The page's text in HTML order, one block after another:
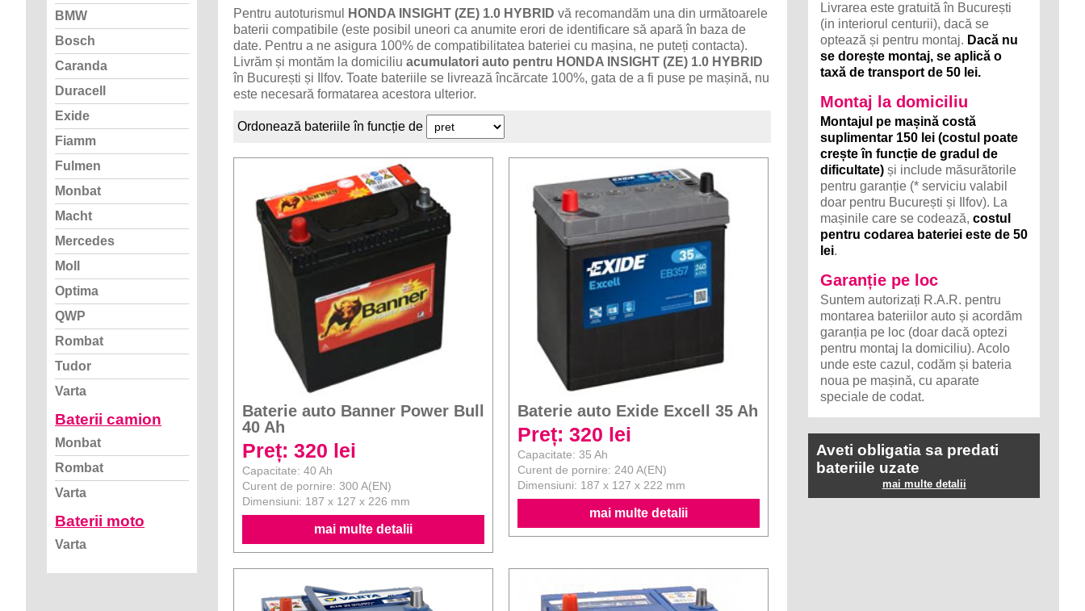
Pentru autoturismul HONDA INSIGHT (ZE) 1.0 HYBRID vă recomandăm una din următoarele
baterii compatibile (este posibil uneori ca anumite erori de identificare să apară în baza de
date. Pentru a ne asigura 100% de compatibilitatea bateriei cu mașina, ne puteți contacta).
Livrăm și montăm la domiciliuacumulatori auto pentru HONDA INSIGHT (ZE) 1.0 HYBRID
în București și Ilfov. Toate bateriile se livrează încărcate 100%, gata de a fi puse pe mașină, nu
este necesară formatarea acestora ulterior.
Ordonează bateriile în funcție de
Baterie auto Banner Power Bull
40 Ah
Preț: 320 lei
Capacitate: 40 Ah
Curent de pornire: 300 A(EN)
Dimensiuni: 187 x 127 x 226 mm
mai multe detalii
Baterie auto Exide Excell 35 Ah
Preț: 320 lei
Capacitate: 35 Ah
Curent de pornire: 240 A(EN)
Dimensiuni: 187 x 127 x 222 mm
mai multe detalii
BMW
Bosch
Caranda
Duracell
Exide
Fiamm
Fulmen
Monbat
Macht
Mercedes
Moll
Optima
QWP
Rombat
Tudor
Varta
Baterii camion
Monbat
Rombat
Varta
Baterii moto
Varta
Livrarea este gratuită în București
(in interiorul centurii), dacă se
optează și pentru montaj. Dacă nu
se dorește montaj, se aplică o
taxă de transport de 50 lei.
Montaj la domiciliu
Montajul pe mașină costă
suplimentar 150 lei (costul poate
crește în funcție de gradul de
dificultate) și include măsurătorile
pentru garanție (* serviciu valabil
doar pentru București și Ilfov). La
mașinile care se codează,costul
pentru codarea bateriei este de 50
lei.
Garanție pe loc
Suntem autorizați R.A.R. pentru
montarea bateriilor auto și acordăm
garanția pe loc (doar dacă optezi
pentru montaj la domiciliu). Acolo
unde este cazul, codăm și bateria
noua pe mașină, cu aparate
speciale de codat.
Aveti obligatia sa predati
bateriile uzate
mai multe detalii